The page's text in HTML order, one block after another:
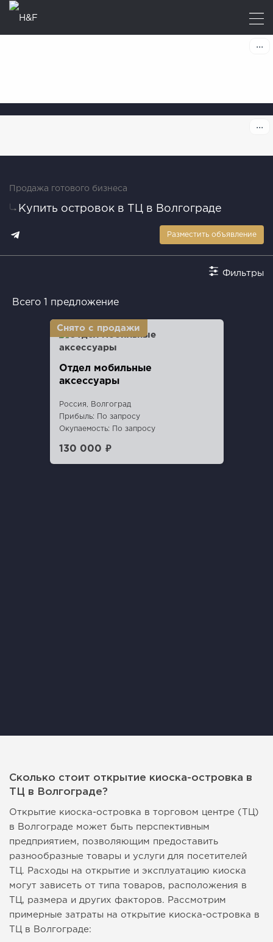
Продажа готового бизнеса
Купить островок в ТЦ в Волгограде
Разместить объявление
Фильтры
Всего 1 предложение
Отдел мобильные
аксессуары
Россия, Волгоград
Прибыль: По запросу
Окупаемость: По запросу
130 000 ₽
Сколько стоит открытие киоска-островка в
ТЦ в Волгограде?
Открытие киоска-островка в торговом центре (ТЦ)
в Волгограде может быть перспективным
предприятием, позволяющим предоставить
разнообразные товары и услуги для посетителей
ТЦ. Расходы на открытие и эксплуатацию киоска
могут зависеть от типа товаров, расположения в
ТЦ, размера и других факторов. Рассмотрим
примерные затраты на открытие киоска-островка в
ТЦ в Волгограде: